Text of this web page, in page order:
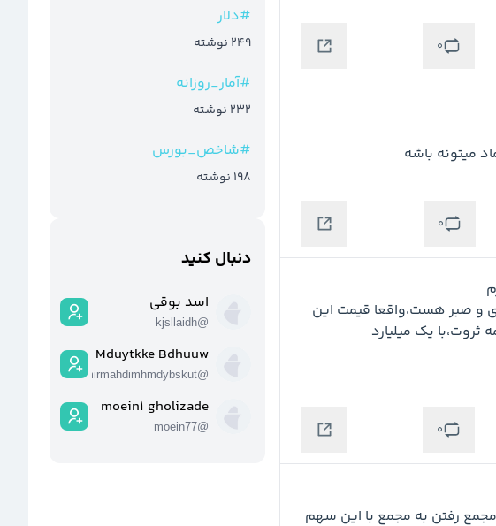
0
0
0
#دلار
249 نوشته
#آمار_روزانه
232 نوشته
#شاخص_بورس
198 نوشته
دنبال کنید
اسد بوقی
@
kjsllaidh
Mduytkke Bdhuuw
@
amirmahdimhmdybskut
moein1 gholizade
@
moein77